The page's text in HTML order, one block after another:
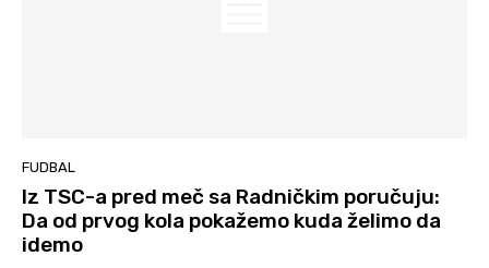
FUDBAL
Iz TSC-a pred meč sa Radničkim poručuju:
Da od prvog kola pokažemo kuda želimo da
idemo